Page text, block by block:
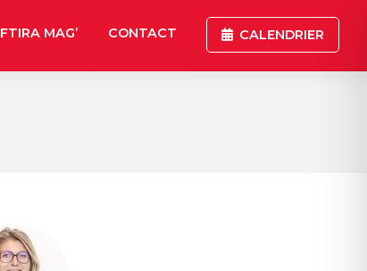
FTIRA MAG’ CONTACT CALENDRIER